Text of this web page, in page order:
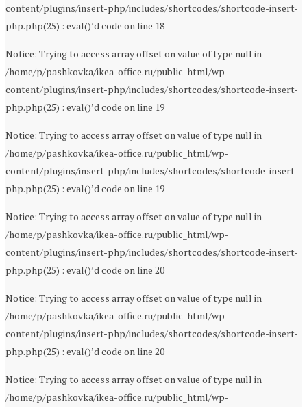
content/plugins/insert-php/includes/shortcodes/shortcode-insert-
php.php(25) : eval()’d code on line 18
Notice: Trying to access array offset on value of type null in
/home/p/pashkovka/ikea-office.ru/public_html/wp-
content/plugins/insert-php/includes/shortcodes/shortcode-insert-
php.php(25) : eval()’d code on line 19
Notice: Trying to access array offset on value of type null in
/home/p/pashkovka/ikea-office.ru/public_html/wp-
content/plugins/insert-php/includes/shortcodes/shortcode-insert-
php.php(25) : eval()’d code on line 19
Notice: Trying to access array offset on value of type null in
/home/p/pashkovka/ikea-office.ru/public_html/wp-
content/plugins/insert-php/includes/shortcodes/shortcode-insert-
php.php(25) : eval()’d code on line 20
Notice: Trying to access array offset on value of type null in
/home/p/pashkovka/ikea-office.ru/public_html/wp-
content/plugins/insert-php/includes/shortcodes/shortcode-insert-
php.php(25) : eval()’d code on line 20
Notice: Trying to access array offset on value of type null in
/home/p/pashkovka/ikea-office.ru/public_html/wp-